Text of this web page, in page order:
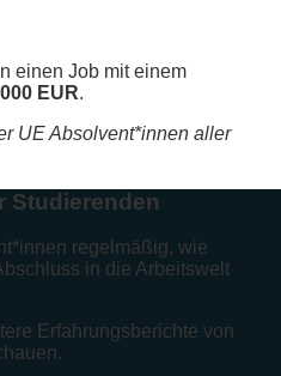
einen Job mit einem
EUR.
UE Absolvent*innen aller
Studierenden
regelmäßig, wie
in die Arbeitswelt
Erfahrungsberichte von